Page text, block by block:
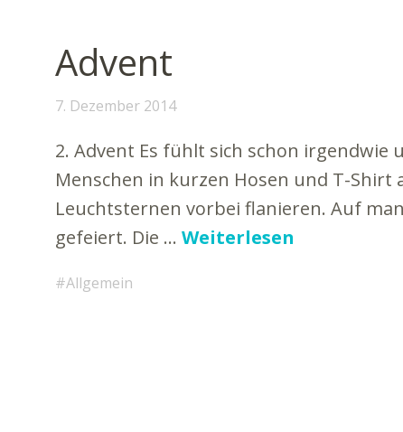
Advent
7. Dezember 2014
2. Advent Es fühlt sich schon irgendwie
Menschen in kurzen Hosen und T-Shirt
Leuchtsternen vorbei flanieren. Auf
gefeiert. Die … Weiterlesen
Allgemein